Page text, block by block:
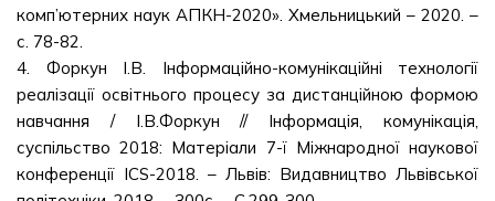
комп’ютерних наук АПКН-2020». Хмельницький – 2020. –
с. 78-82.
4. Форкун І.В. Інформаційно-комунікаційні технології
реалізації освітнього процесу за дистанційною формою
навчання / І.В.Форкун // Інформація, комунікація,
суспільство 2018: Матеріали 7-ї Міжнародної наукової
конференції ICS-2018. – Львів: Видавництво Львівської